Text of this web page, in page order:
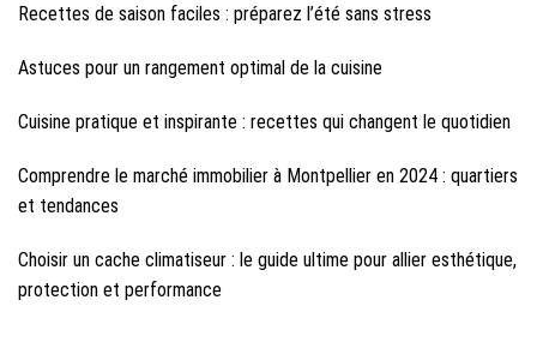
Recettes de saison faciles : préparez l’été sans stress
Astuces pour un rangement optimal de la cuisine
Cuisine pratique et inspirante : recettes qui changent le quotidien
Comprendre le marché immobilier à Montpellier en 2024 : quartiers
et tendances
Choisir un cache climatiseur : le guide ultime pour allier esthétique,
protection et performance